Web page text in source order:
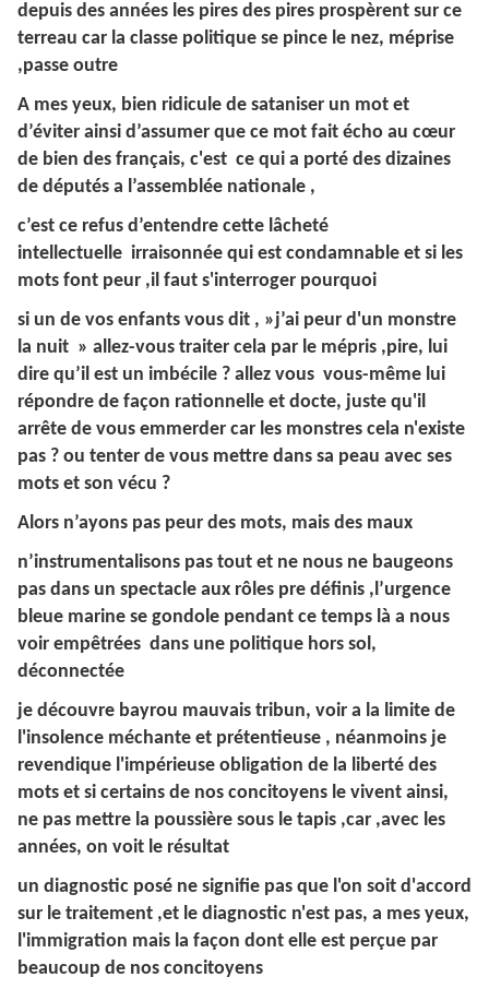
depuis des années les pires des pires prospèrent sur ce
terreau car la classe politique se pince le nez, méprise
,passe outre
A mes yeux, bien ridicule de sataniser un mot et
d’éviter ainsi d’assumer que ce mot fait écho au cœur
de bien des français, c'est ce qui a porté des dizaines
de députés a l’assemblée nationale ,
c’est ce refus d’entendre cette lâcheté
intellectuelle irraisonnée qui est condamnable et si les
mots font peur ,il faut s'interroger pourquoi
si un de vos enfants vous dit , »j’ai peur d'un monstre
la nuit » allez-vous traiter cela par le mépris ,pire, lui
dire qu’il est un imbécile ? allez vous vous-même lui
répondre de façon rationnelle et docte, juste qu'il
arrête de vous emmerder car les monstres cela n'existe
pas ? ou tenter de vous mettre dans sa peau avec ses
mots et son vécu ?
Alors n’ayons pas peur des mots, mais des maux
n’instrumentalisons pas tout et ne nous ne baugeons
pas dans un spectacle aux rôles pre définis ,l’urgence
bleue marine se gondole pendant ce temps là a nous
voir empêtrées dans une politique hors sol,
déconnectée
je découvre bayrou mauvais tribun, voir a la limite de
l'insolence méchante et prétentieuse , néanmoins je
revendique l'impérieuse obligation de la liberté des
mots et si certains de nos concitoyens le vivent ainsi,
ne pas mettre la poussière sous le tapis ,car ,avec les
années, on voit le résultat
un diagnostic posé ne signifie pas que l'on soit d'accord
sur le traitement ,et le diagnostic n'est pas, a mes yeux,
l'immigration mais la façon dont elle est perçue par
beaucoup de nos concitoyens